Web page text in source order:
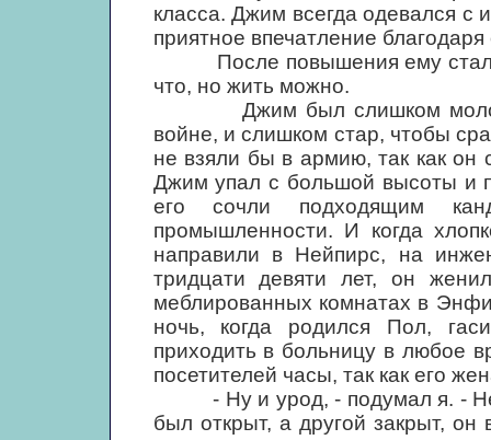
класса. Джим всегда одевался с
приятное впечатление
После повышения ему стали
что, но жить можно.
Джим был слишком молод,
войне, и слишком стар, чтобы
не взяли бы в армию, так как он
Джим упал с большой высоты и
его сочли подходящим
промышленности. И когда
направили в Нейпирс, на
тридцати девяти лет, он
меблированных комнатах в
ночь, когда родился Пол,
приходить в больницу в любое
посетителей часы, так как его
- Ну и урод, - подумал я. -
был открыт, а другой закрыт,